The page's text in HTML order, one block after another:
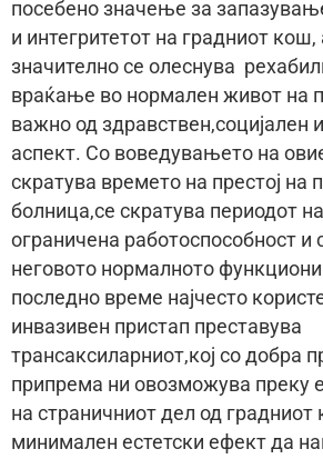
посебено значење за
и интегритетот на градниот кош,
значително се олеснува
враќање во нормален живот на
важно од здравствен,социјален
аспект. Со воведувањето на
скратува времето на престој на
болница,се скратува периодот
ограничена работоспособност и
неговото нормалното
последно време најчесто
инвазивен пристап преставува
трансаксиларниот,кој со добра
припрема ни овозможува преку
на страничниот дел од градниот
минимален естетски ефект да